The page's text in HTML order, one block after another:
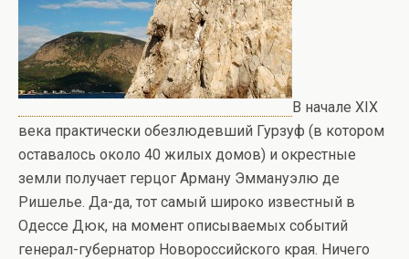
В начале XIX
века практически обезлюдевший Гурзуф (в котором
оставалось около 40 жилых домов) и окрестные
земли получает герцог Арману Эммануэлю де
Ришелье. Да-да, тот самый широко известный в
Одессе Дюк, на момент описываемых событий
генерал-губернатор Новороссийского края. Ничего